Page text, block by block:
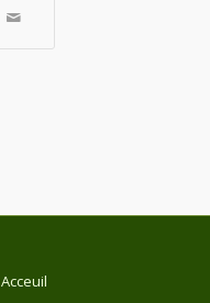
Acceuil